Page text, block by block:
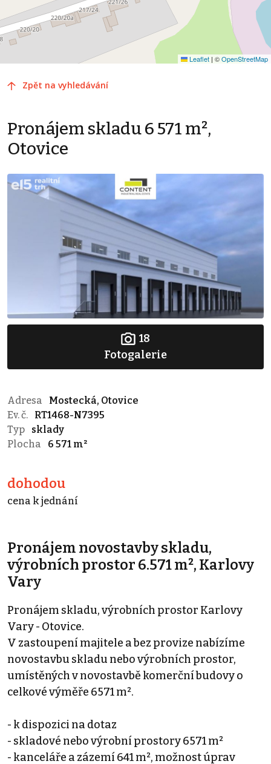
Leaflet | ©OpenStreetMap
Zpět na vyhledávání
Pronájem skladu 6 571 m²,
Otovice
18
Fotogalerie
Adresa
Mostecká, Otovice
Ev. č.
RT1468-N7395
Typ
sklady
Plocha
6 571 m²
dohodou
cena k jednání
Pronájem novostavby skladu,
výrobních prostor 6.571 m², Karlovy
Vary
Pronájem skladu, výrobních prostor Karlovy
Vary - Otovice.
V zastoupení majitele a bez provize nabízíme
novostavbu skladu nebo výrobních prostor,
umístěných v novostavbě komerční budovy o
celkové výměře 6571 m².
- k dispozici na dotaz
- skladové nebo výrobní prostory 6571 m²
- kanceláře a zázemí 641 m², možnost úprav